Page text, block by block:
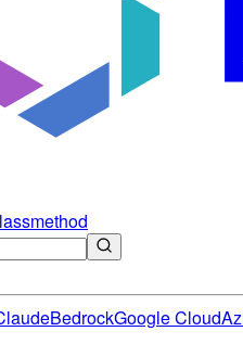
BedrockGoogle Cloud